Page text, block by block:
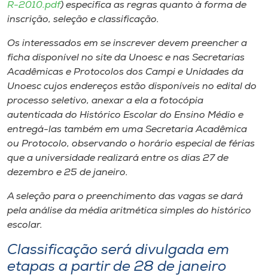
Unoesc
Selecione
A+
A-
R-2010.pdf) especifica as regras quanto à forma de
inscrição, seleção e classificação.
Os interessados em se inscrever devem preencher a
ficha disponível no site da Unoesc e nas Secretarias
Acadêmicas e Protocolos dos Campi e Unidades da
Unoesc cujos endereços estão disponíveis no edital do
processo seletivo, anexar a ela a fotocópia
autenticada do Histórico Escolar do Ensino Médio e
entregá-las também em uma Secretaria Acadêmica
ou Protocolo, observando o horário especial de férias
que a universidade realizará entre os dias 27 de
dezembro e 25 de janeiro.
A seleção para o preenchimento das vagas se dará
pela análise da média aritmética simples do histórico
escolar.
Classificação será divulgada em
etapas a partir de 28 de janeiro